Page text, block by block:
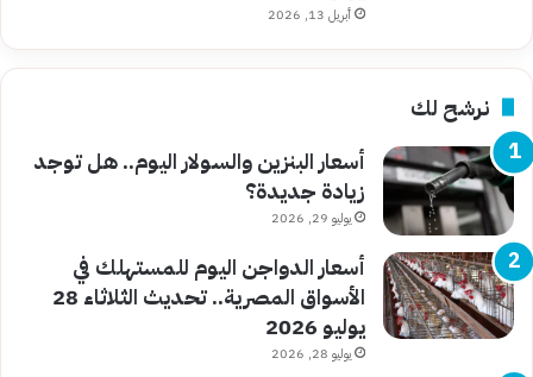
أبريل 13, 2026
نرشح لك
أسعار البنزين والسولار اليوم.. هل توجد
زيادة جديدة؟
يوليو 29, 2026
أسعار الدواجن اليوم للمستهلك في
الأسواق المصرية.. تحديث الثلاثاء 28
يوليو 2026
يوليو 28, 2026